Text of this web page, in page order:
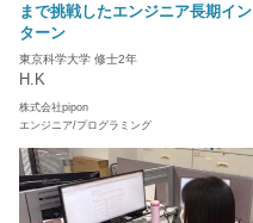
まで挑戦したエンジニア長期イン
ターン
東京科学大学 修士2年
H.K
株式会社pipon
エンジニア/プログラミング